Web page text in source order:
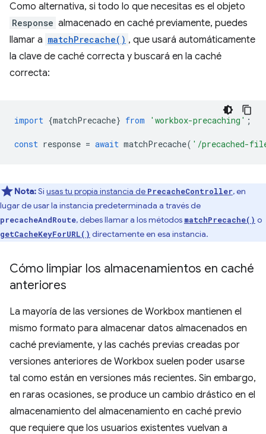
Como alternativa, si todo lo que necesitas es el objeto
Response almacenado en caché previamente, puedes
llamar a matchPrecache() , que usará automáticamente
la clave de caché correcta y buscará en la caché
correcta:
import {matchPrecache} from 'workbox-precaching' ;
const response = await matchPrecache( '/precached-
Nota:Si usas tu propia instancia de PrecacheController, en
lugar de usar la instancia predeterminada a través de
precacheAndRoute, debes llamar a los métodos matchPrecache() o
getCacheKeyForURL() directamente en esa instancia.
Cómo limpiar los almacenamientos en caché
anteriores
La mayoría de las versiones de Workbox mantienen el
mismo formato para almacenar datos almacenados en
caché previamente, y las cachés previas creadas por
versiones anteriores de Workbox suelen poder usarse
tal como están en versiones más recientes. Sin embargo,
en raras ocasiones, se produce un cambio drástico en el
almacenamiento del almacenamiento en caché previo
que requiere que los usuarios existentes vuelvan a